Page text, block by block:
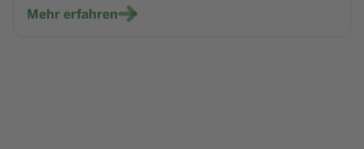
Mehr erfahren